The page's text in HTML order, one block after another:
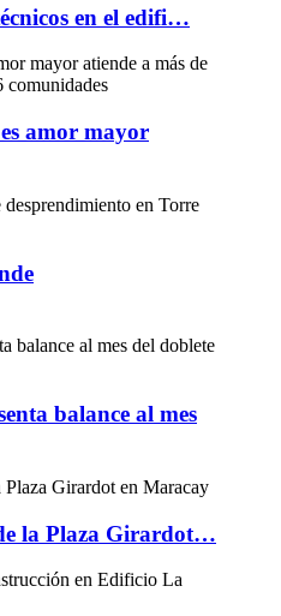
en el edifi…
amor mayor
balance al mes
la Plaza Girardot…